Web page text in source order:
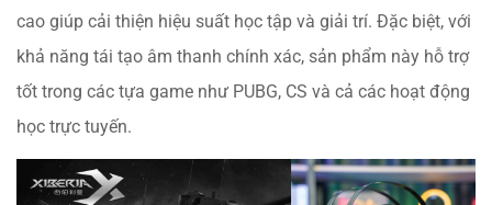
cao giúp cải thiện hiệu suất học tập và giải trí. Đặc biệt, với
khả năng tái tạo âm thanh chính xác, sản phẩm này hỗ trợ
tốt trong các tựa game như PUBG, CS và cả các hoạt động
học trực tuyến.